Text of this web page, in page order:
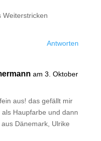
Weiterstricken
Antworten
am 3. Oktober
aus! das gefällt mir
Haupfarbe und dann
Dänemark, Ulrike